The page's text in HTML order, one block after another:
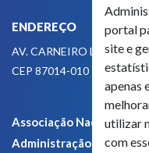
ENDEREÇO
AV. CARNEIRO LEÃO, 825
CEP 87014-010 -
Associação Nacional de
Administração - CNPJ
portal
site e
apenas
utilizar
com